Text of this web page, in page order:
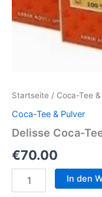
Startseite / Coca-Tee
Coca-Tee & Pulver
Delisse Coca-
€70.00
Coca-
In den